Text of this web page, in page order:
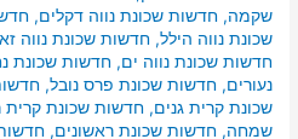
שקמה,חדשות שכונת נווה דקלים,
שכונת נווה הילל,חדשות שכונת נווה
חדשות שכונת נווה ים,חדשות שכונת
נעורים,חדשות שכונת פרס נובל,
שכונת קרית גנים,חדשות שכונת קרית
שמחה,חדשות שכונת ראשונים,